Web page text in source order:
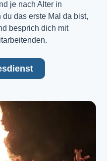
je nach Alter in
das erste Mal da bist,
besprich dich mit